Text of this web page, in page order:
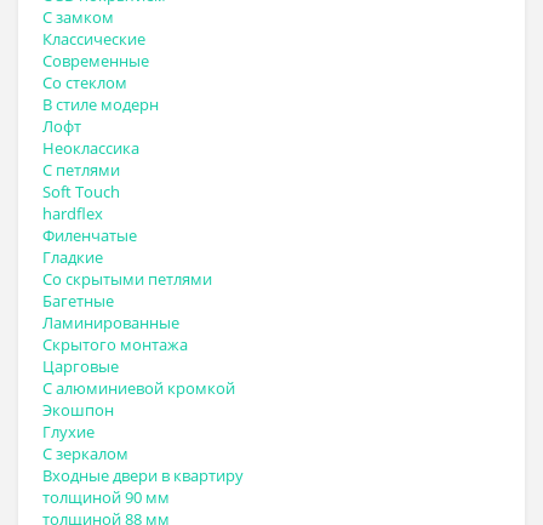
С замком
Классические
Современные
Со стеклом
В стиле модерн
Лофт
Неоклассика
С петлями
Soft Touch
hardflex
Филенчатые
Гладкие
Со скрытыми петлями
Багетные
Ламинированные
Скрытого монтажа
Царговые
С алюминиевой кромкой
Экошпон
Глухие
С зеркалом
Входные двери в квартиру
толщиной 90 мм
толщиной 88 мм